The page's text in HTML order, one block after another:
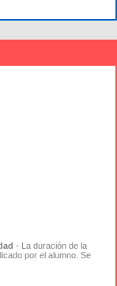
- La duración de la
por el alumno. Se